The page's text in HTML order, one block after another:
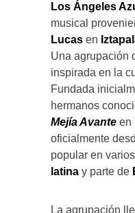
Los Ángeles
musical
Lucas en
Una agrupación
inspirada en la
Fundada
hermanos
Mejía Avante en
oficialmente
popular en
latina y parte de
La agrupación